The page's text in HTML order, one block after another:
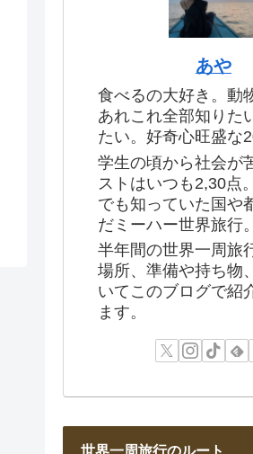
あや
食べるの大好き。動
あれこれ全部知りた
たい。好奇心旺盛な
学生の頃から社会が
ストはいつも2,30点
でも知っていた国や
だミーハー世界旅行。
半年間の世界一周旅
場所、準備や持ち物
いてこのブログで紹
ます。